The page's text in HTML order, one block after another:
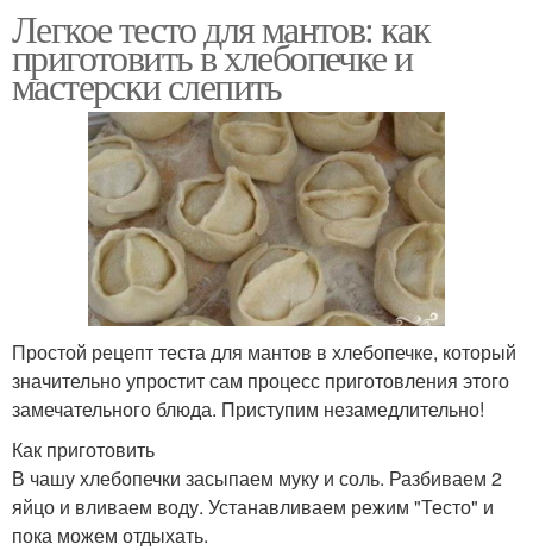
Легкое тесто для мантов: как
приготовить в хлебопечке и
мастерски слепить
Простой рецепт теста для мантов в хлебопечке, который
значительно упростит сам процесс приготовления этого
замечательного блюда. Приступим незамедлительно!
Как приготовить
В чашу хлебопечки засыпаем муку и соль. Разбиваем 2
яйцо и вливаем воду. Устанавливаем режим "Тесто" и
пока можем отдыхать.